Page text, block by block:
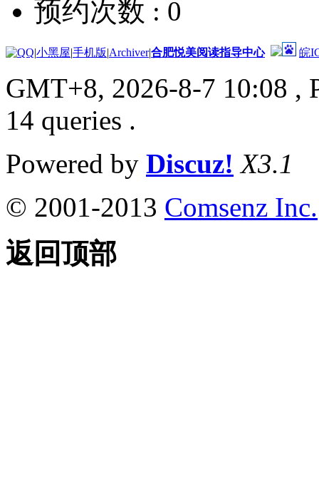
预约次数 : 0
|小黑屋|手机版|Archiver|合肥悦美阅读指导中心 皖
GMT+8, 2026-8-7 10:08 ,
14 queries .
Powered by Discuz! X3.1
© 2001-2013 Comsenz Inc.
返回顶部